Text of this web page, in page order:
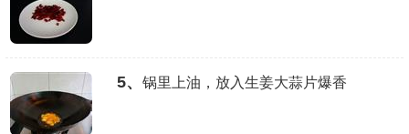
5、 锅里上油，放入生姜大蒜片爆香